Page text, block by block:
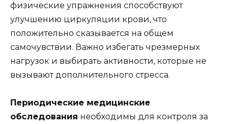
физические упражнения способствуют
улучшению циркуляции крови, что
положительно сказывается на общем
самочувствии. Важно избегать чрезмерных
нагрузок и выбирать активности, которые не
вызывают дополнительного стресса.
Периодические медицинские
обследования необходимы для контроля за